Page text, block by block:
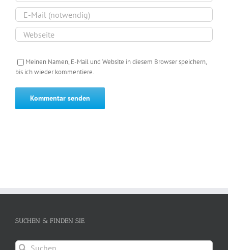
Meinen Namen, E-Mail und Website in diesem Browser speichern,
bis ich wieder kommentiere.
SUCHEN & FINDEN SIE
Suche